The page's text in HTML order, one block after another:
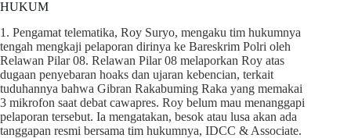
HUKUM
1. Pengamat telematika, Roy Suryo, mengaku tim hukumnya
tengah mengkaji pelaporan dirinya ke Bareskrim Polri oleh
Relawan Pilar 08. Relawan Pilar 08 melaporkan Roy atas
dugaan penyebaran hoaks dan ujaran kebencian, terkait
tuduhannya bahwa Gibran Rakabuming Raka yang memakai
3 mikrofon saat debat cawapres. Roy belum mau menanggapi
pelaporan tersebut. Ia mengatakan, besok atau lusa akan ada
tanggapan resmi bersama tim hukumnya, IDCC & Associate.